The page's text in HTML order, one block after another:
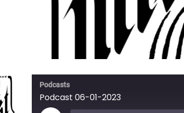
Podcasts
Podcast 06-01-2023